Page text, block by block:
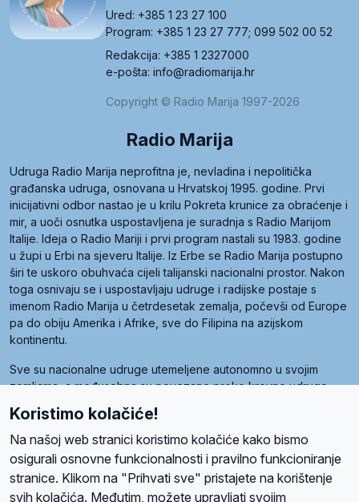
Ured: +385 1 23 27 100
Program: +385 1 23 27 777; 099 502 00 52
Redakcija: +385 1 2327000
e-pošta: info@radiomarija.hr
Copyright © Radio Marija 1997-2026
Radio Marija
Udruga Radio Marija neprofitna je, nevladina i nepolitička
građanska udruga, osnovana u Hrvatskoj 1995. godine. Prvi
inicijativni odbor nastao je u krilu Pokreta krunice za obraćenje i
mir, a uoči osnutka uspostavljena je suradnja s Radio Marijom
Italije. Ideja o Radio Mariji i prvi program nastali su 1983. godine
u župi u Erbi na sjeveru Italije. Iz Erbe se Radio Marija postupno
širi te uskoro obuhvaća cijeli talijanski nacionalni prostor. Nakon
toga osnivaju se i uspostavljaju udruge i radijske postaje s
imenom Radio Marija u četrdesetak zemalja, počevši od Europe
pa do obiju Amerika i Afrike, sve do Filipina na azijskom
kontinentu.
Sve su nacionalne udruge utemeljene autonomno u svojim
zemljama, a međusobna su povezane preko krovne udruge
Radio Maria). Svjetsku obitelj utemeljilo je sedam članica, među
kojima je i hrvatska Udruga Radio Marija.
Koristimo kolačiće!
Na našoj web stranici koristimo kolačiće kako bismo
osigurali osnovne funkcionalnosti i pravilno funkcioniranje
stranice. Klikom na "Prihvati sve" pristajete na korištenje
svih kolačića. Međutim, možete upravljati svojim